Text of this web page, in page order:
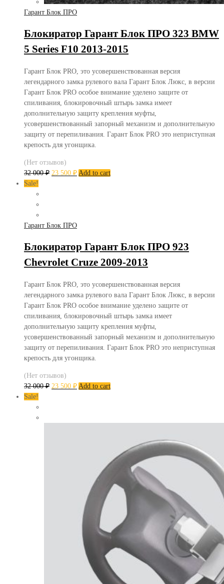
Гарант Блок ПРО
Блокиратор Гарант Блок ПРО 323 BMW
5 Series F10 2013-2015
Гарант Блок PRO, это усовершенствованная версия
легендарного замка рулевого вала Гарант Блок Люкс, в версии
Гарант Блок PRO особое внимание уделено защите от
спиливания, блокировочный штырь замка имеет
дополнительную защиту крепления муфты,
усовершенствованный запорный механизм и дополнительную
защиту от перепиливания. Гарант Блок PRO это неприступная
крепость для угонщика.
(Нет отзывов)
32 000₽ 23 500 ₽ Add to cart
Sale!
Гарант Блок ПРО
Блокиратор Гарант Блок ПРО 923
Chevrolet Cruze 2009-2013
Гарант Блок PRO, это усовершенствованная версия
легендарного замка рулевого вала Гарант Блок Люкс, в версии
Гарант Блок PRO особое внимание уделено защите от
спиливания, блокировочный штырь замка имеет
дополнительную защиту крепления муфты,
усовершенствованный запорный механизм и дополнительную
защиту от перепиливания. Гарант Блок PRO это неприступная
крепость для угонщика.
(Нет отзывов)
32 000₽ 23 500 ₽ Add to cart
Sale!